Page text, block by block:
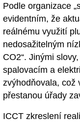
Podle organizace
evidentním, že
reálnému využití
nedosažitelným
CO2“. Jinými
spalovacím a
zvýhodňovala, což
přestanou úřady
ICCT zkreslení